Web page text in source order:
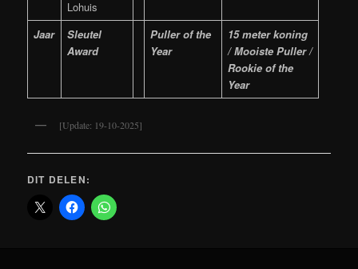
Lohuis
Jaar
Sleutel
Award
Puller of the
Year
15 meter koning
/ Mooiste Puller /
Rookie of the
Year
[Update: 19-10-2025]
DIT DELEN: